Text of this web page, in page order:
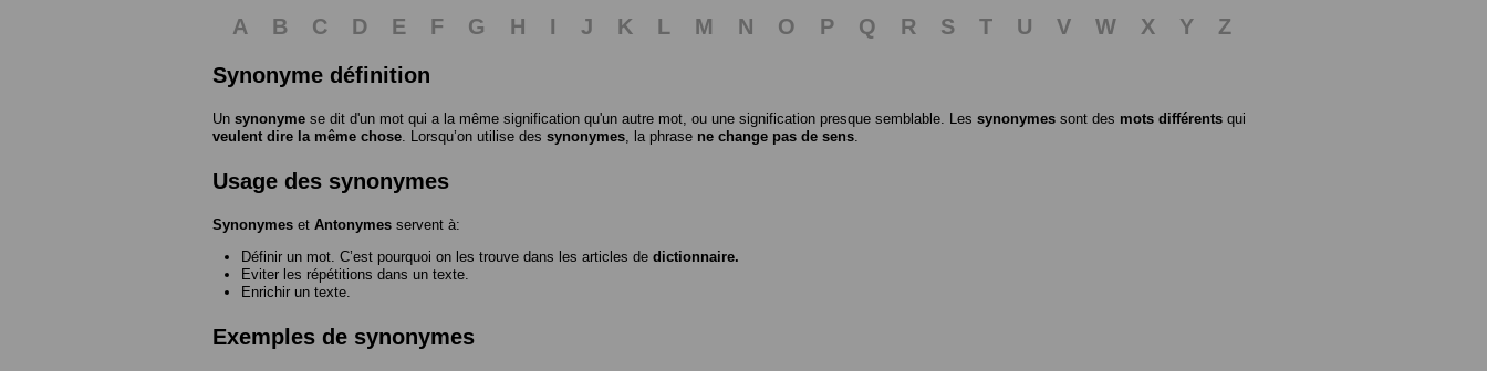
A B C D E F G H I J K L M N O P Q R S T U V W X Y
Z
Synonyme définition
Un synonyme se dit d'un mot qui a la même signification qu'un autre mot, ou une signification presque semblable. Les synonymes sont des mots différents qui
veulent dire la même chose. Lorsqu’on utilise des synonymes, la phrase ne change pas de sens.
Usage des synonymes
Synonymes et Antonymes servent à:
Définir un mot. C’est pourquoi on les trouve dans les articles de dictionnaire.
Eviter les répétitions dans un texte.
Enrichir un texte.
Exemples de synonymes